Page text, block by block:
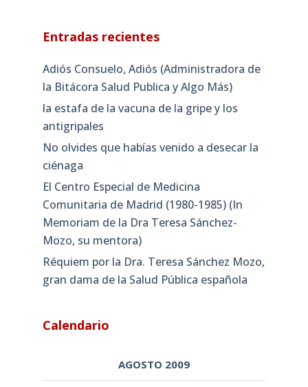
Entradas recientes
Adiós Consuelo, Adiós (Administradora de
la Bitácora Salud Publica y Algo Más)
la estafa de la vacuna de la gripe y los
antigripales
No olvides que habías venido a desecar la
ciénaga
El Centro Especial de Medicina
Comunitaria de Madrid (1980-1985) (In
Memoriam de la Dra Teresa Sánchez-
Mozo, su mentora)
Réquiem por la Dra. Teresa Sánchez Mozo,
gran dama de la Salud Pública española
Calendario
AGOSTO 2009